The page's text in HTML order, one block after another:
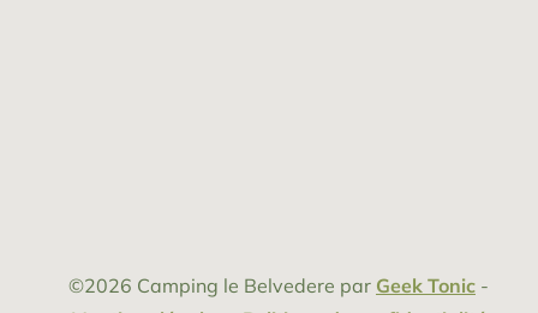
©2026 Camping le Belvedere par Geek Tonic-